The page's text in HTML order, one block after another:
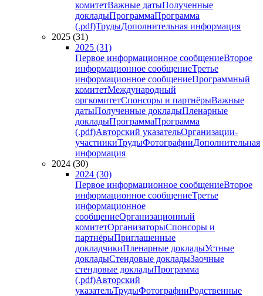
комитетВажные датыПолученные
докладыПрограммаПрограмма
(.pdf)ТрудыДополнительная информация
2025 (31)
2025 (31)
Первое информационное сообщениеВторое
информационное сообщениеТретье
информационное сообщениеПрограммный
комитетМеждународный
оргкомитетСпонсоры и партнёрыВажные
датыПолученные докладыПленарные
докладыПрограммаПрограмма
(.pdf)Авторский указательОрганизации-
участникиТрудыФотографииДополнительная
информация
2024 (30)
2024 (30)
Первое информационное сообщениеВторое
информационное сообщениеТретье
информационное
сообщениеОрганизационный
комитетОрганизаторыСпонсоры и
партнёрыПриглашенные
докладчикиПленарные докладыУстные
докладыСтендовые докладыЗаочные
стендовые докладыПрограмма
(.pdf)Авторский
указательТрудыФотографииРодственные